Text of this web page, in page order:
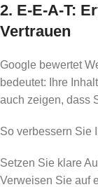
2. E-E-A-T:
Vertrauen
Google bewertet
bedeutet: Ihre
auch zeigen, dass
So verbessern Sie
Setzen Sie klare
Verweisen Sie auf